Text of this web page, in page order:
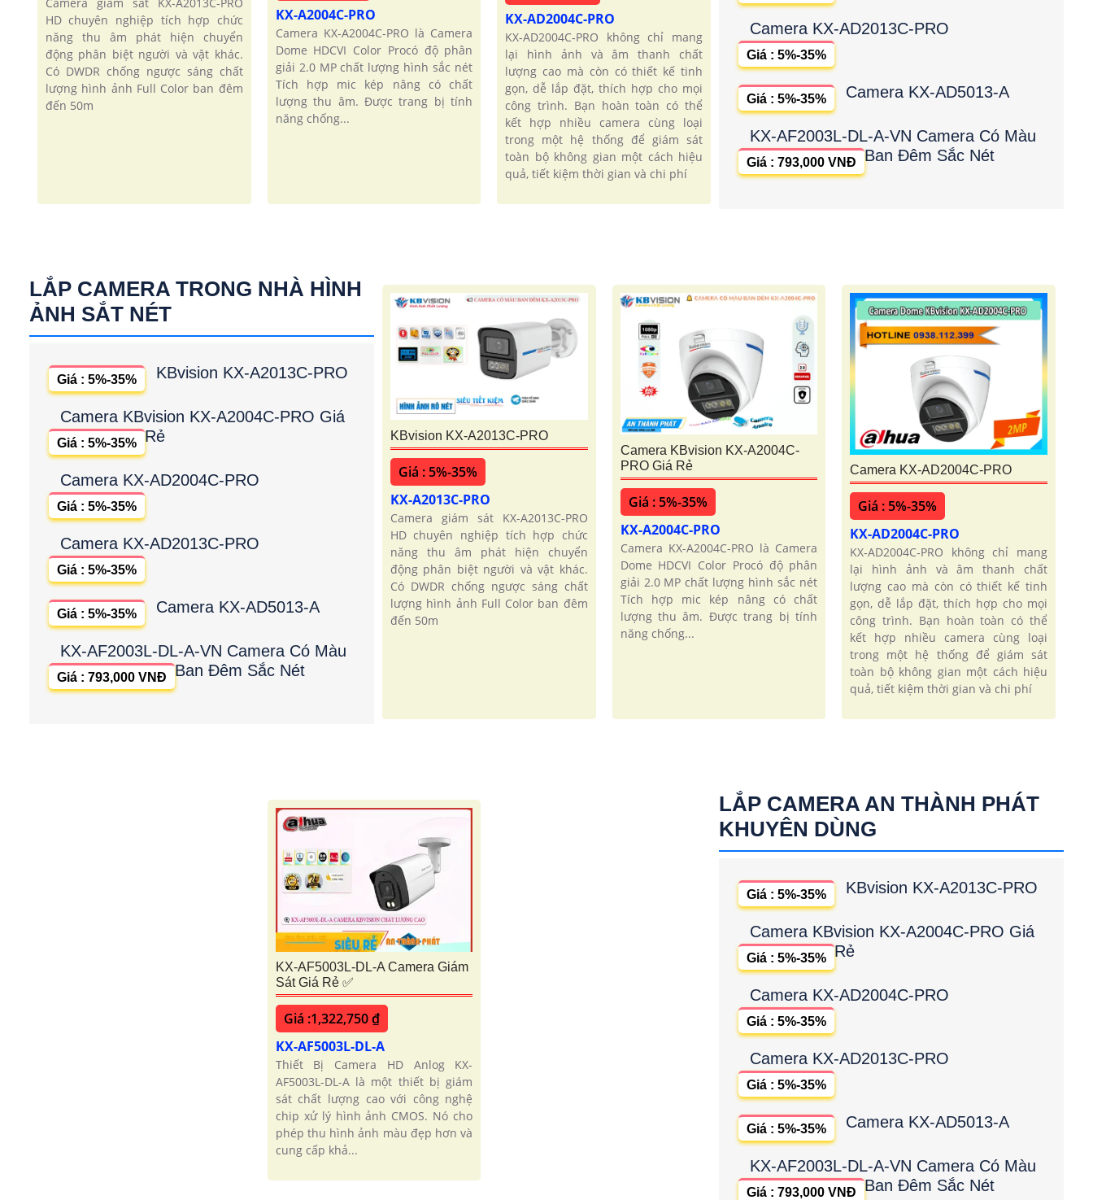
HD chuyên nghiệp tích hợp chức
năng thu âm phát hiện chuyển
động phân biệt người và vật khác.
Có DWDR chống ngược sáng chất
lượng hình ảnh Full Color ban đêm
đến 50m
KX-A2004C-PRO
Camera KX-A2004C-PRO là Camera
Dome HDCVI Color Procó độ phân
giải 2.0 MP chất lượng hình sắc nét
Tích hợp mic kép nâng có chất
lượng thu âm. Được trang bị tính
năng chống...
KX-AD2004C-PRO
KX‑AD2004C‑PRO không chỉ mang
lại hình ảnh và âm thanh chất
lượng cao mà còn có thiết kế tinh
gọn, dễ lắp đặt, thích hợp cho mọi
công trình. Bạn hoàn toàn có thể
kết hợp nhiều camera cùng loại
trong một hệ thống để giám sát
toàn bộ không gian một cách hiệu
quả, tiết kiệm thời gian và chi phí
Camera KX-AD2013C-PRO
Giá : 5%-35%
Camera KX-AD5013-A
Giá : 5%-35%
KX-AF2003L-DL-A-VN Camera Có Màu
Ban Đêm Sắc Nét
Giá : 793,000 VNĐ
LẮP CAMERA TRONG NHÀ HÌNH
ẢNH SẮT NÉT
KBvision KX-A2013C-PRO
Giá : 5%-35%
Camera KBvision KX-A2004C-PRO Giá
Rẻ
Giá : 5%-35%
Camera KX-AD2004C-PRO
Giá : 5%-35%
Camera KX-AD2013C-PRO
Giá : 5%-35%
Camera KX-AD5013-A
Giá : 5%-35%
KX-AF2003L-DL-A-VN Camera Có Màu
Ban Đêm Sắc Nét
Giá : 793,000 VNĐ
KBvision KX-A2013C-PRO
Giá : 5%-35%
KX-A2013C-PRO
Camera giám sát KX-A2013C-PRO
HD chuyên nghiệp tích hợp chức
năng thu âm phát hiện chuyển
động phân biệt người và vật khác.
Có DWDR chống ngược sáng chất
lượng hình ảnh Full Color ban đêm
đến 50m
Camera KBvision KX-A2004C-
PRO Giá Rẻ
Giá : 5%-35%
KX-A2004C-PRO
Camera KX-A2004C-PRO là Camera
Dome HDCVI Color Procó độ phân
giải 2.0 MP chất lượng hình sắc nét
Tích hợp mic kép nâng có chất
lượng thu âm. Được trang bị tính
năng chống...
Camera KX-AD2004C-PRO
Giá : 5%-35%
KX-AD2004C-PRO
KX‑AD2004C‑PRO không chỉ mang
lại hình ảnh và âm thanh chất
lượng cao mà còn có thiết kế tinh
gọn, dễ lắp đặt, thích hợp cho mọi
công trình. Bạn hoàn toàn có thể
kết hợp nhiều camera cùng loại
trong một hệ thống để giám sát
toàn bộ không gian một cách hiệu
quả, tiết kiệm thời gian và chi phí
KX-AF5003L-DL-A Camera Giám
Sát Giá Rẻ ✅
Giá :1,322,750 ₫
KX-AF5003L-DL-A
Thiết Bị Camera HD Anlog KX-
AF5003L-DL-A là một thiết bị giám
sát chất lượng cao với công nghệ
chip xử lý hình ảnh CMOS. Nó cho
phép thu hình ảnh màu đẹp hơn và
cung cấp khả...
LẮP CAMERA AN THÀNH PHÁT
KHUYÊN DÙNG
KBvision KX-A2013C-PRO
Giá : 5%-35%
Camera KBvision KX-A2004C-PRO Giá
Rẻ
Giá : 5%-35%
Camera KX-AD2004C-PRO
Giá : 5%-35%
Camera KX-AD2013C-PRO
Giá : 5%-35%
Camera KX-AD5013-A
Giá : 5%-35%
KX-AF2003L-DL-A-VN Camera Có Màu
Ban Đêm Sắc Nét
Giá : 793,000 VNĐ